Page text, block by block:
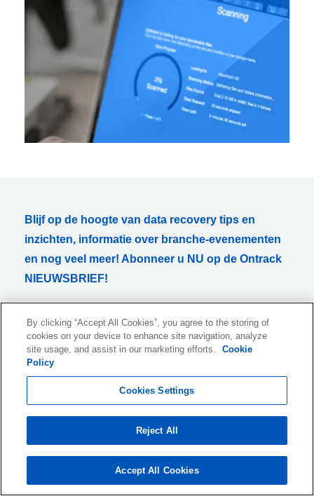
Blijf op de hoogte van data recovery tips en
inzichten, informatie over branche-evenementen
en nog veel meer! Abonneer u NU op de Ontrack
NIEUWSBRIEF!
Ik wil graag maandelijks informatie ontvangen over producten en
diensten of gerelateerde onderwerpen per e-mail. Ik kan deze
afmeldlink opgenomen.
Voor informatie over hoe we uw persoonlijke gegevens verzamelen,
verwerken en bewaren, raadpleegt u ons
By clicking “Accept All Cookies”, you agree to the storing of
cookies on your device to enhance site navigation, analyze
site usage, and assist in our marketing efforts.
Cookie
Policy
Cookies Settings
Reject All
Accept All Cookies